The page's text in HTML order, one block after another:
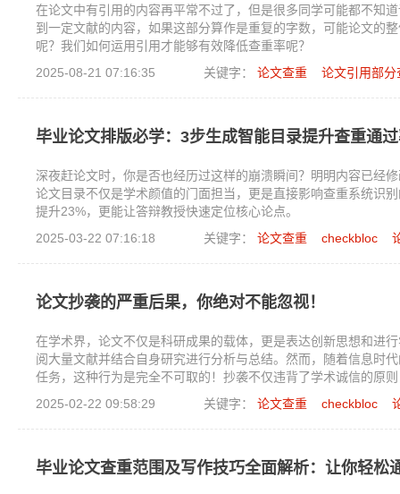
在论文中有引用的内容再平常不过了，但是很多同学可能都不知
到一定文献的内容，如果这部分算作是重复的字数，可能论文的
呢？我们如何运用引用才能够有效降低查重率呢？
2025-08-21 07:16:35
关键字： 论文查重 论文引用部分
毕业论文排版必学：3步生成智能目录提升查重通
深夜赶论文时，你是否也经历过这样的崩溃瞬间？明明内容已经
论文目录不仅是学术颜值的门面担当，更是直接影响查重系统识
提升23%，更能让答辩教授快速定位核心论点。
2025-03-22 07:16:18
关键字： 论文查重 checkbloc
论文抄袭的严重后果，你绝对不能忽视！
在学术界，论文不仅是科研成果的载体，更是表达创新思想和进
阅大量文献并结合自身研究进行分析与总结。然而，随着信息时
任务，这种行为是完全不可取的！抄袭不仅违背了学术诚信的原
2025-02-22 09:58:29 关键字： 论文查重 checkbloc
毕业论文查重范围及写作技巧全面解析：让你轻松